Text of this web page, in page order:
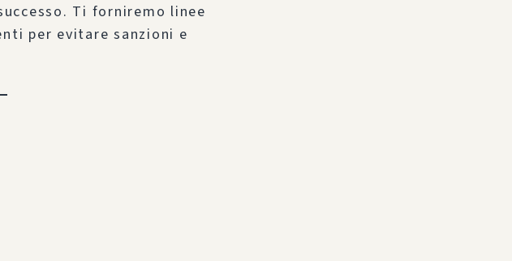
Ti forniremo linee
per evitare sanzioni e